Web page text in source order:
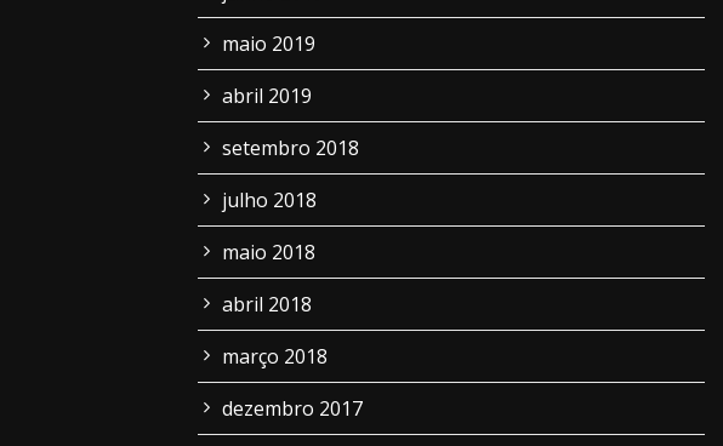
maio 2019
abril 2019
setembro 2018
julho 2018
maio 2018
abril 2018
março 2018
dezembro 2017